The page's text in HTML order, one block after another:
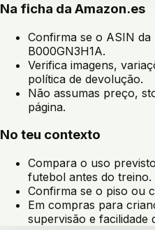
Na ficha da Amazon.es
Confirma se o ASIN
B000GN3H1A.
Verifica imagens,
política de devolução.
Não assumas preço,
página.
No teu contexto
Compara o uso
futebol antes do treino.
Confirma se o piso ou
Em compras para
supervisão e facilidade